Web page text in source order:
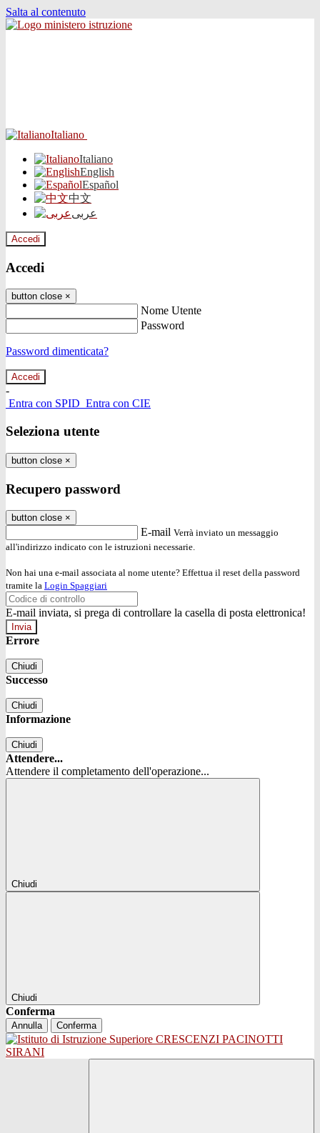
Salta al contenuto
Italiano
Italiano
English
Español
中文
عربى
Accedi
Accedi
button close ×
Nome Utente
Password
Password dimenticata?
-
Entra con SPID Entra con CIE
Seleziona utente
button close ×
Recupero password
button close ×
E-mail Verrà inviato un messaggio
all'indirizzo indicato con le istruzioni necessarie.
Non hai una e-mail associata al nome utente? Effettua il reset della password
tramite la Login Spaggiari
E-mail inviata, si prega di controllare la casella di posta elettronica!
Errore
Chiudi
Successo
Chiudi
Informazione
Chiudi
Attendere...
Attendere il completamento dell'operazione...
Chiudi
Chiudi
Conferma
Annulla Conferma